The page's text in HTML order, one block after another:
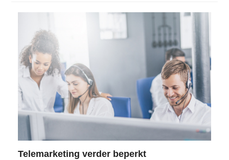
Telemarketing verder beperkt